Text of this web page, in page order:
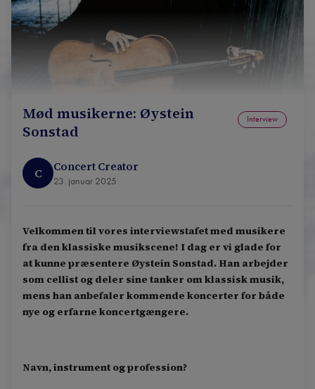
Mød musikerne: Øystein
Sonstad
Interview
C Concert Creator
23. januar 2025
Velkommen til vores interviewstafet med musikere
fra den klassiske musikscene! I dag er vi glade for
at kunne præsentere Øystein Sonstad. Han arbejder
som cellist og deler sine tanker om klassisk musik,
mens han anbefaler kommende koncerter for både
nye og erfarne koncertgængere.
Navn, instrument og profession?